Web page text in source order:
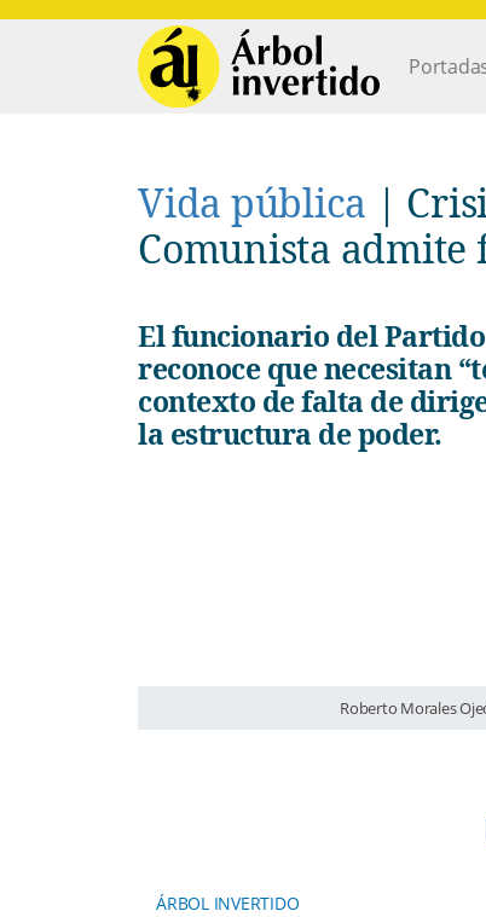
Vida pública |
Comunista admite
El funcionario del Partido Comunista Roberto Morales Ojeda
reconoce que necesitan
contexto de falta de
la estructura de poder.
Roberto Morales
ÁRBOL INVERTIDO